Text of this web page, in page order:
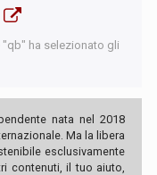
ha selezionato gli
nata nel 2018
Ma la libera
esclusivamente
contenuti, il tuo aiuto,